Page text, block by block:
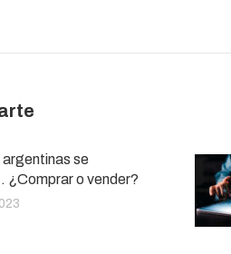
se
¿Comprar o vender?